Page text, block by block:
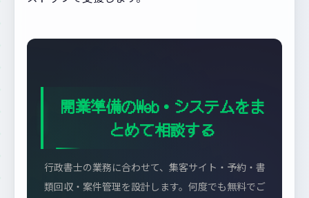
開業準備のWeb・システムをま
とめて相談する
行政書士の業務に合わせて、集客サイト・予約・書
類回収・案件管理を設計します。何度でも無料でご